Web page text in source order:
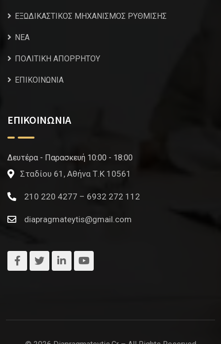
ΕΞΩΔΙΚΑΣΤΙΚΟΣ ΜΗΧΑΝΙΣΜΟΣ ΡΥΘΜΙΣΗΣ
NEA
ΠΟΛΙΤΙΚΗ ΑΠΟΡΡΗΤΟΥ
ΕΠΙΚΟΙΝΩΝΙΑ
ΕΠΙΚΟΙΝΩΝΙΑ
Δευτέρα - Παρασκευή 10:00 - 18:00
Σταδίου 61, Αθήνα Τ.Κ 10561
210 220 4277 – 6932 272 112
diapragmateytis@gmail.com